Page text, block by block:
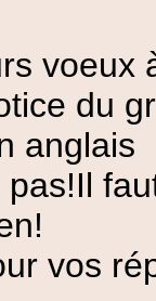
voeux
du
anglais
vos